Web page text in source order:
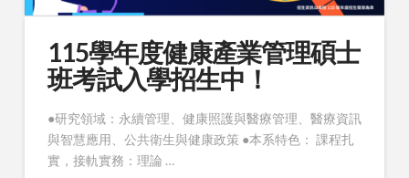
115學年度健康產業管理碩士
班考試入學招生中！
●研究領域：永續管理、健康照護與醫療管理、醫療資訊
與智慧應用、公共衛生與健康政策 ●本系特色： 課程扎
實，接軌實務：理論 …